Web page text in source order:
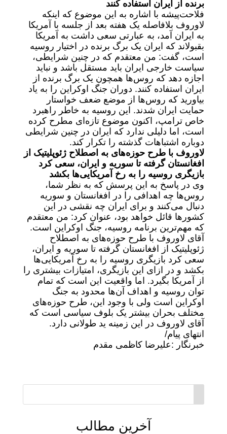
برنده از ایران استفاده کنند
فلاحت‌پیشه با اشاره به این موضوع که اینکه
لاوروف بلافاصله یک هفته بعد از جلسه با آمریکا
به ایران آمد، به عبارتی سعی داشت به آمریکا
بقبولاند که ایران یک برگ برنده در اختیار روسیه
است، گفت: من معتقدم که در چنین شرایطی،
سیاست خارجی ایران باید مستقل باشد و نباید
اجازه دهد که روس‌ها همچون یک برگ برنده از
ایران استفاده کنند. دوران جنگ اوکراین را به یاد
بیاورید که روس‌ها از موضع ضعف خواستار
حمایت ایران شدند. این روسیه به خاطر راهبرد
خاص ترامپ، اکنون موضوع تازه‌ای مطرح کرده
است، اما دلیلی ندارد که ایران در چنین شرایطی
دوباره اشتباهات گذشته را تکرار کند.
لاوروف با طرح حوزه‌های به اصطلاح ژئوپلیتیک از
افغانستان گرفته تا سوریه و ایران، سعی کرد
بازیگری روسیه را به رخ آمریکایی‌ها بکشد
وی در پاسخ به این پرسش که به نظر شما،
روس‌ها چه اهدافی را در افغانستان و سوریه
دنبال می‌کنند و برای ایران چه نقشی در این
کشورها قائل خواهد بود، عنوان کرد: من معتقدم
که مهم‌ترین برنامه روسیه، جنگ اوکراین است.
آقای لاوروف با طرح حوزه‌های به اصطلاح
ژئوپلیتیک از افغانستان گرفته تا سوریه و ایران،
سعی کرد بازیگری روسیه را به رخ آمریکایی‌ها
بکشد و در ازای این بازیگری، امتیازات بیشتری را
از آمریکا بگیرد. اما واقعیت این است که تمام
توان روسیه و اهداف آن‌ها محدود به جنگ
اوکراین است ولی با وجود این، طرح حوزه‌های
مختلف بحران بیشتر یک بلوف سیاسی است که
آقای لاوروف در این زمینه ید طولانی دارد.
انتهای پیام/
خبرنگار :علیرضا کاظمی مقدم
آخرین مطالب